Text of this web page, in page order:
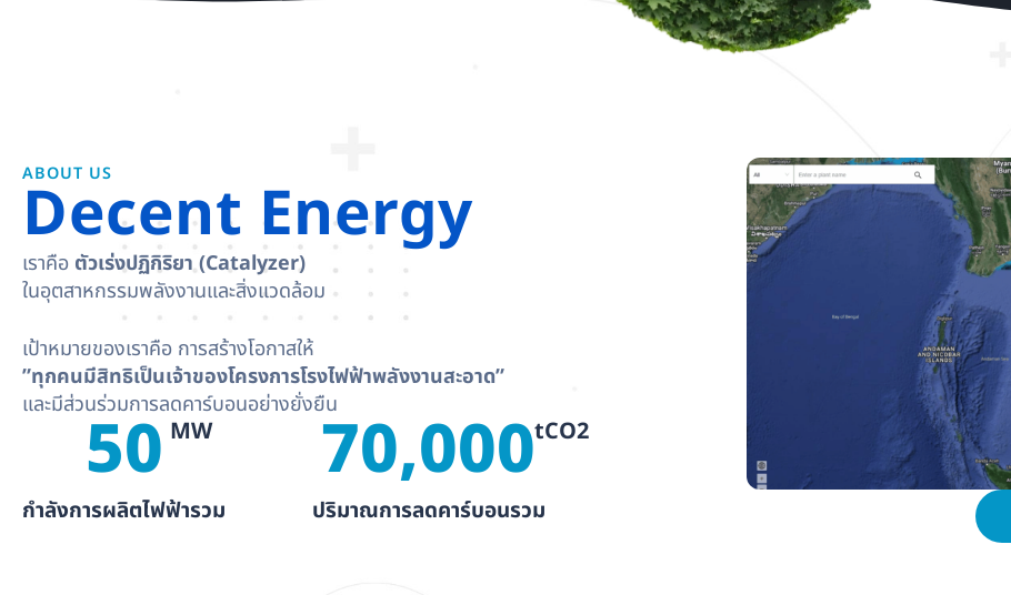
ABOUT US
Decent Energy
เราคือ ตัวเร่งปฏิกิริยา (Catalyzer)
ในอุตสาหกรรมพลังงานและสิ่งแวดล้อม
เป้าหมายของเราคือ การสร้างโอกาสให้
”ทุกคนมีสิทธิเป็นเจ้าของโครงการโรงไฟฟ้าพลังงานสะอาด”
และมีส่วนร่วมการลดคาร์บอนอย่างยั่งยืน
กำลังการผลิตไฟฟ้ารวม
50 MW
ปริมาณการลดคาร์บอนรวม
70,000tCO2
Asset
Token